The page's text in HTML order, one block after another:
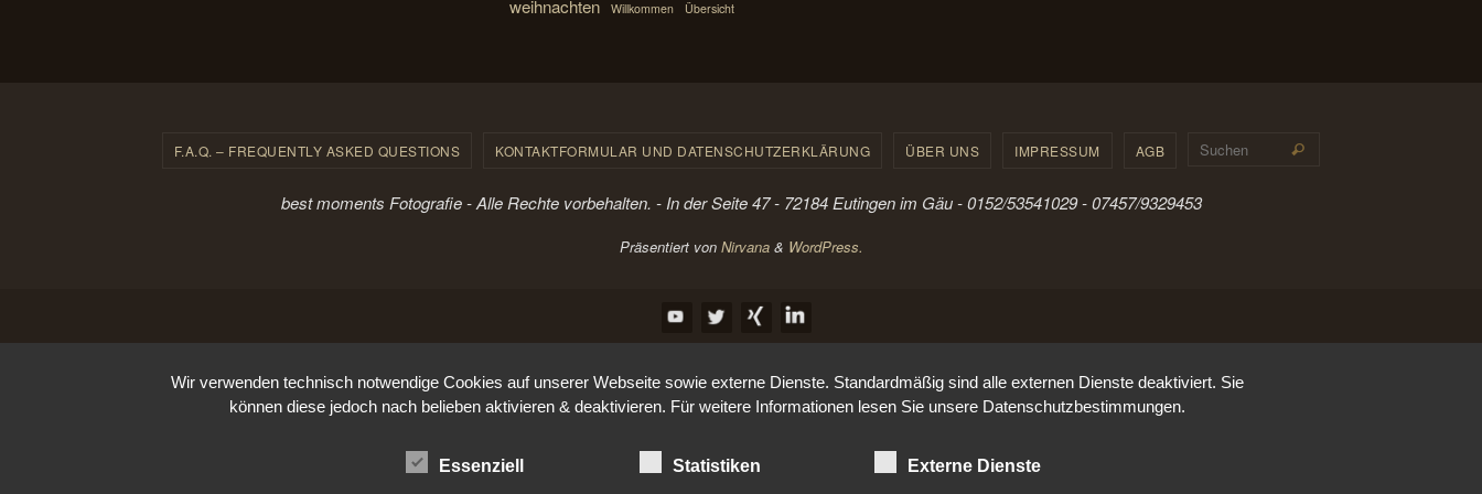
weihnachten Willkommen Übersicht
F.A.Q. – FREQUENTLY ASKED QUESTIONS KONTAKTFORMULAR UND DATENSCHUTZERKLÄRUNG ÜBER UNS IMPRESSUM AGB Suchen
best moments Fotografie - Alle Rechte vorbehalten. - In der Seite 47 - 72184 Eutingen im Gäu - 0152/53541029 - 07457/9329453
Präsentiert von Nirvana& WordPress.
Wir verwenden technisch notwendige Cookies auf unserer Webseite sowie externe Dienste. Standardmäßig sind alle externen Dienste deaktiviert. Sie
können diese jedoch nach belieben aktivieren & deaktivieren. Für weitere Informationen lesen Sie unsere Datenschutzbestimmungen.
Essenziell Statistiken Externe Dienste